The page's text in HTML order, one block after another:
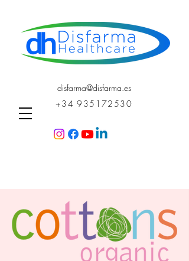
disfarma@disfarma.es
+34 935172530